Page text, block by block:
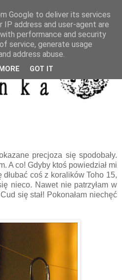
precjoza się spodobały.
A co! Gdyby ktoś powiedział mi
coś z koralików Toho 15,
nieco. Nawet nie patrzyłam w
się stał! Pokonałam niechęć
Google to deliver its services
IP address and user-agent are
performance and security
service, generate usage
address abuse.
GOT IT